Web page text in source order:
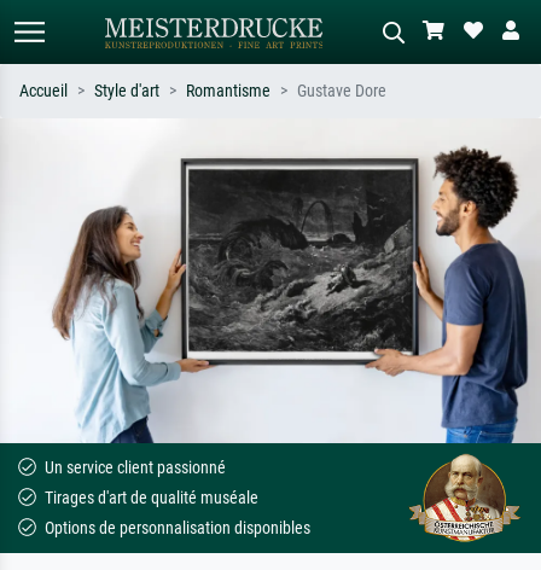
ex. Monet, Nuit étoilée,
impressionnisme, vague de Hokusai,
nu.
Décrivez la scène – ex. prairie verte,
abstrait avec beaucoup de rouge,
tableau sombre, nu debout près d'un
arbre.
Accueil Style d'art Romantisme Gustave Dore
Un service client passionné
Tirages d'art de qualité muséale
Options de personnalisation disponibles